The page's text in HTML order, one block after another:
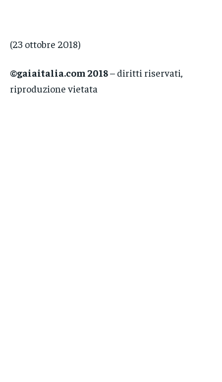
(23 ottobre 2018)
©gaiaitalia.com 2018– diritti riservati,
riproduzione vietata